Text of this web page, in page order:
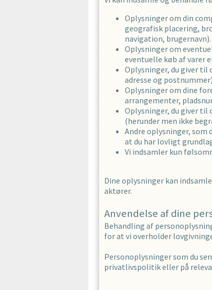
Oplysninger om din
geografisk placering,
navigation, brugernavn).
Oplysninger om
eventuelle køb af varer
Oplysninger, du giver
adresse og
Oplysninger om dine
arrangementer,
Oplysninger, du giver til
(herunder men ikke
Andre oplysninger, som
at du har lovligt
Vi indsamler kun
Dine oplysninger kan
aktører.
Anvendelse af dine
Behandling af
for at vi overholder
Personoplysninger som du
privatlivspolitik eller på